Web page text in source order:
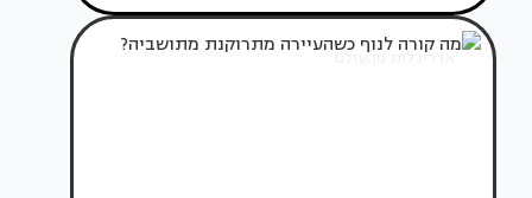
אדריכלות מהעולם